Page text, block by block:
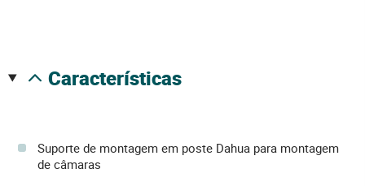
características
Suporte de montagem em poste Dahua para montagem
de câmaras